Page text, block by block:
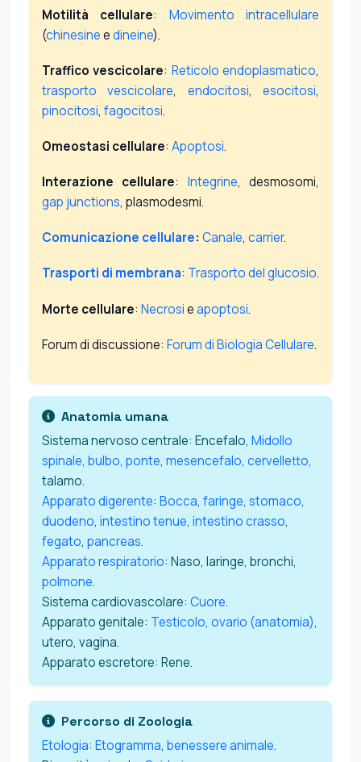
Motilità cellulare: Movimento intracellulare
(chinesineedineine).
Traffico vescicolare: Reticolo endoplasmatico,
trasporto vescicolare, endocitosi,esocitosi,
pinocitosi, fagocitosi.
Omeostasi cellulare: Apoptosi.
Interazione cellulare: Integrine, desmosomi,
gap junctions, plasmodesmi.
Comunicazione cellulare: Canale, carrier.
Trasporti di membrana: Trasporto del glucosio.
Morte cellulare: Necrosieapoptosi.
Forum di discussione: Forum di Biologia Cellulare.
Anatomia umana
Sistema nervoso centrale: Encefalo, Midollo
spinale, bulbo, ponte, mesencefalo, cervelletto,
talamo.
Apparato digerente: Bocca, faringe, stomaco,
duodeno, intestino tenue, intestino crasso,
fegato, pancreas.
Apparato respiratorio: Naso, laringe, bronchi,
polmone.
Sistema cardiovascolare: Cuore.
Apparato genitale: Testicolo, ovario (anatomia),
utero, vagina.
Apparato escretore: Rene.
Percorso di Zoologia
Etologia: Etogramma, benessere animale.